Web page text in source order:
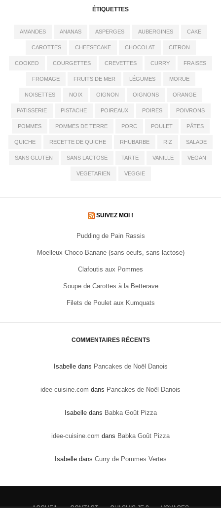
ÉTIQUETTES
AMANDES ANANAS ASPERGES AUBERGINES CAKE
CAROTTES CHEESECAKE CHOCOLAT CITRON
COOKEO COURGETTES CREVETTES CURRY FRAISES
FROMAGE FRUITS DE MER LÉGUMES MORUE
NOISETTES NOIX OIGNON OIGNONS ORANGE
PATISSERIE PISTACHE POIREAUX POIRES POIVRONS
POMMES POMMES DE TERRE PORC POULET PÂTES
QUICHE RECETTE DE QUICHE RHUBARBE RIZ SALADE
SANS GLUTEN SANS LACTOSE TARTE VANILLE VEGAN
VEGETARIEN VEGGIE
SUIVEZ MOI !
Pudding de Pain Rassis
Moelleux Choco-Banane (sans oeufs, sans lactose)
Clafoutis aux Pommes
Soupe de Carottes à la Betterave
Filets de Poulet aux Kumquats
COMMENTAIRES RÉCENTS
Isabelledans Pancakes de Noël Danois
idee-cuisine.com dans Pancakes de Noël Danois
Isabelledans Babka Goût Pizza
idee-cuisine.com dans Babka Goût Pizza
Isabelledans Curry de Pommes Vertes